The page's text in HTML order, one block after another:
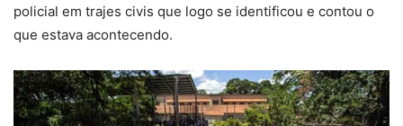
policial em trajes civis que logo se identificou e contou o
que estava acontecendo.